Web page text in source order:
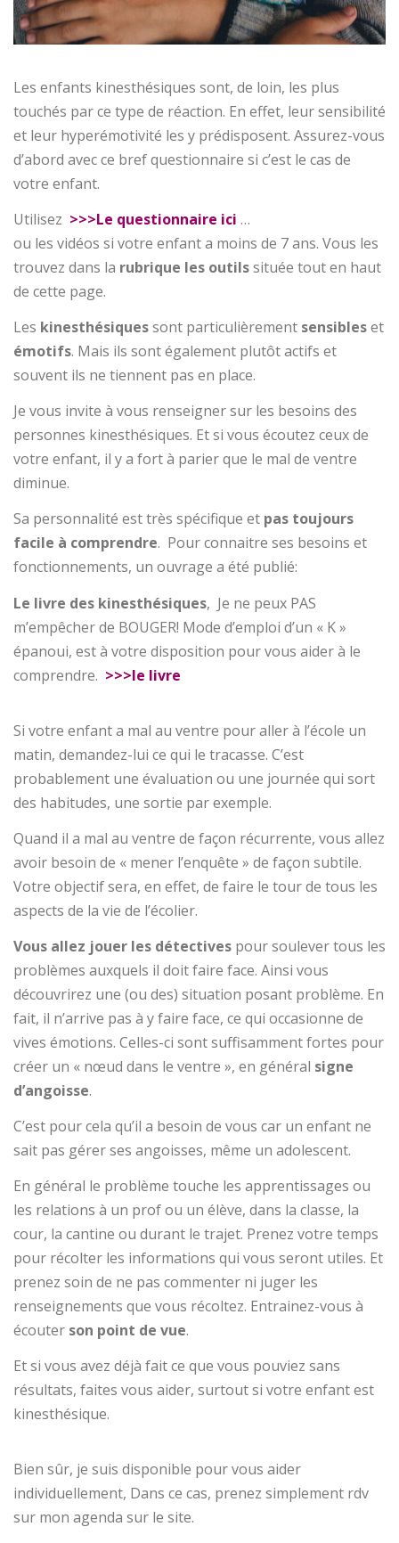
Les enfants kinesthésiques sont, de loin, les plus
touchés par ce type de réaction. En effet, leur sensibilité
et leur hyperémotivité les y prédisposent. Assurez-vous
d’abord avec ce bref questionnaire si c’est le cas de
votre enfant.
Utilisez >>>Le questionnaire ici …
ou les vidéos si votre enfant a moins de 7 ans. Vous les
trouvez dans la rubrique les outilssituée tout en haut
de cette page.
Les kinesthésiquessont particulièrement sensibleset
émotifs. Mais ils sont également plutôt actifs et
souvent ils ne tiennent pas en place.
Je vous invite à vous renseigner sur les besoins des
personnes kinesthésiques. Et si vous écoutez ceux de
votre enfant, il y a fort à parier que le mal de ventre
diminue.
Sa personnalité est très spécifique et pas toujours
facile à comprendre. Pour connaitre ses besoins et
fonctionnements, un ouvrage a été publié:
Le livre des kinesthésiques, Je ne peux PAS
m’empêcher de BOUGER! Mode d’emploi d’un « K »
épanoui, est à votre disposition pour vous aider à le
comprendre. >>>le livre
Si votre enfant a mal au ventre pour aller à l’école un
matin, demandez-lui ce qui le tracasse. C’est
probablement une évaluation ou une journée qui sort
des habitudes, une sortie par exemple.
Quand il a mal au ventre de façon récurrente, vous allez
avoir besoin de « mener l’enquête » de façon subtile.
Votre objectif sera, en effet, de faire le tour de tous les
aspects de la vie de l’écolier.
Vous allez jouer les détectives pour soulever tous les
problèmes auxquels il doit faire face. Ainsi vous
découvrirez une (ou des) situation posant problème. En
fait, il n’arrive pas à y faire face, ce qui occasionne de
vives émotions. Celles-ci sont suffisamment fortes pour
créer un « nœud dans le ventre », en général signe
d’angoisse.
C’est pour cela qu’il a besoin de vous car un enfant ne
sait pas gérer ses angoisses, même un adolescent.
En général le problème touche les apprentissages ou
les relations à un prof ou un élève, dans la classe, la
cour, la cantine ou durant le trajet. Prenez votre temps
pour récolter les informations qui vous seront utiles. Et
prenez soin de ne pas commenter ni juger les
renseignements que vous récoltez. Entrainez-vous à
écouter son point de vue.
Et si vous avez déjà fait ce que vous pouviez sans
résultats, faites vous aider, surtout si votre enfant est
kinesthésique.
Bien sûr, je suis disponible pour vous aider
individuellement, Dans ce cas, prenez simplement rdv
sur mon agenda sur le site.